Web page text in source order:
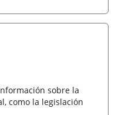
sobre la
como la legislación